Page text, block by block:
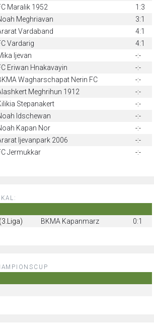
Maralik 1952
1:3
Meghriavan
3:1
Vardaband
4:1
Vardarig
4:1
Ijevan
-:-
Eriwan Hnakavayin
-:-
Wagharschapat Nerin FC
-:-
Meghrihun 1912
-:-
Stepanakert
-:-
Idschewan
-:-
Kapan Nor
-:-
Ijevanpark 2006
-:-
Jermukkar -:-
(3.Liga) BKMA Kapanmarz 0:1